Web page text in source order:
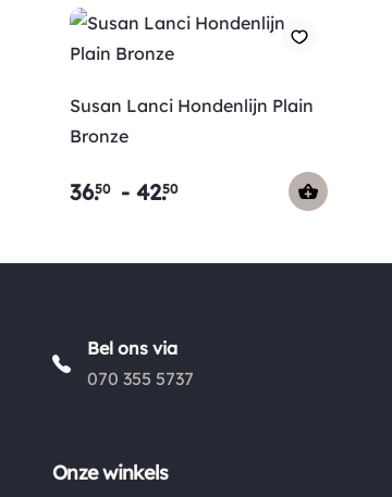
Susan Lanci Hondenlijn Plain
Bronze
36.50 - 42.50
Bel ons via
070 355 5737
Onze winkels